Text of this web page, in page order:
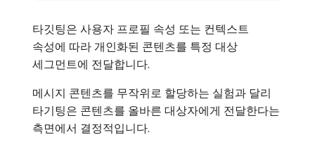
타깃팅은 사용자 프로필 속성 또는 컨텍스트
속성에 따라 개인화된 콘텐츠를 특정 대상
세그먼트에 전달합니다.
메시지 콘텐츠를 무작위로 할당하는 실험과 달리
타기팅은 콘텐츠를 올바른 대상자에게 전달한다는
측면에서 결정적입니다.